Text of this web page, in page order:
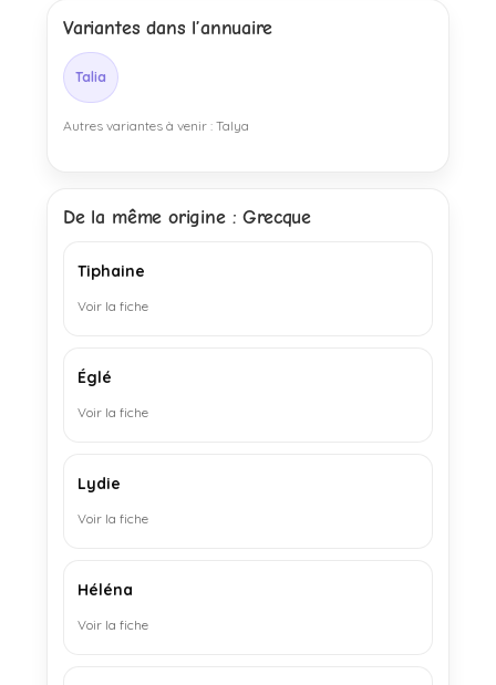
Variantes dans l’annuaire
Talia
Autres variantes à venir : Talya
De la même origine : Grecque
Tiphaine
Voir la fiche
Églé
Voir la fiche
Lydie
Voir la fiche
Héléna
Voir la fiche